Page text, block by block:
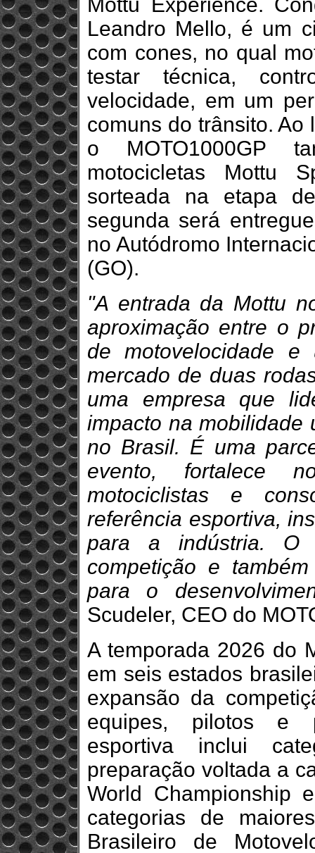
Leandro Mello, é um
com cones, no qual
testar técnica,
velocidade, em um
comuns do trânsito.
o MOTO1000GP
motocicletas Mottu
sorteada na etapa
segunda será
no Autódromo
(GO).
"A entrada da Mottu
aproximação entre o
de motovelocidade
mercado de duas
uma empresa que
impacto na mobilidade
no Brasil. É uma
evento, fortalece
motociclistas e
referência esportiva,
para a indústria. O
competição e
para o
Scudeler, CEO do
A temporada 2026 do
em seis estados
expansão da
equipes, pilotos e
esportiva inclui
preparação voltada a
World Championship
categorias de
Brasileiro de